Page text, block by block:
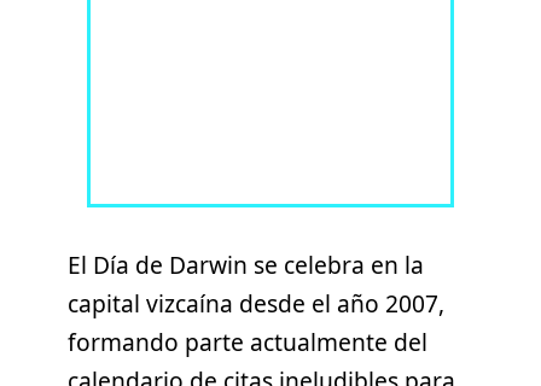
El Día de Darwin se celebra en la
capital vizcaína desde el año 2007,
formando parte actualmente del